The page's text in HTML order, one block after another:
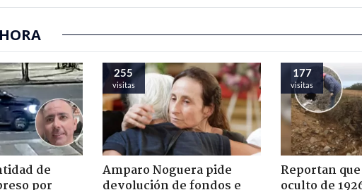
de
por
255
visitas
Amparo Noguera pide
devolución de fondos e
177
visitas
Reportan
oculto de